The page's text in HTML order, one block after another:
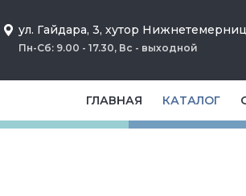
ул. Гайдара, 3, хутор
Пн-Сб: 9.00 - 17.30, Вс - выходной
ГЛАВНАЯ КАТАЛОГ